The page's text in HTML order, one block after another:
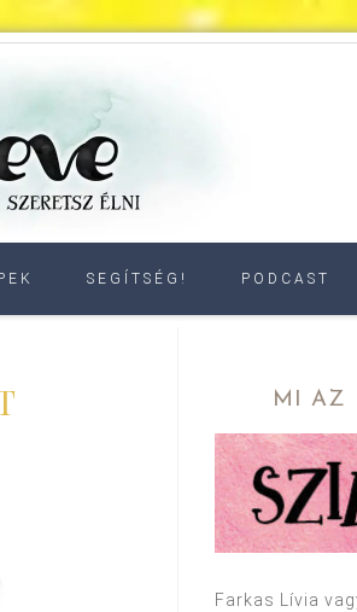
SEGÍTSÉG! PODCAST
MI AZ
Farkas Lívia